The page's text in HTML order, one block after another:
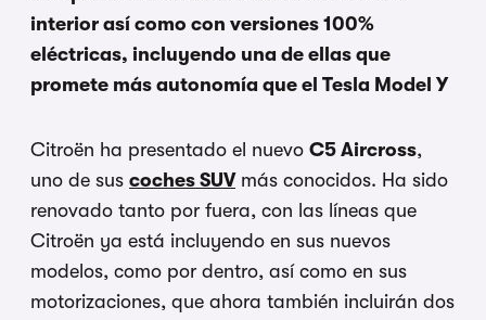
interior así como con versiones 100%
eléctricas, incluyendo una de ellas que
promete más autonomía que el Tesla Model Y
Citroën ha presentado el nuevo C5 Aircross,
uno de sus coches SUVmás conocidos. Ha sido
renovado tanto por fuera, con las líneas que
Citroën ya está incluyendo en sus nuevos
modelos, como por dentro, así como en sus
motorizaciones, que ahora también incluirán dos